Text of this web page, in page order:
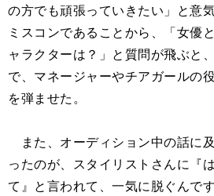
の方でも頑張っていきたい」と意
ミスコンであることから、「女優
ャラクターは？」と質問が飛ぶと
で、マネージャーやチアガールの
を弾ませた。
また、オーディション中の話に
ったのが、スタイリストさんに『
て』と言われて、一気に脱ぐんで